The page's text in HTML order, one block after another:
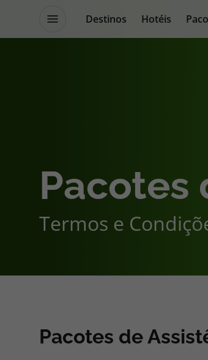
Destinos Hotéis
Promoções
Blog
Pacotes
Termos e
Pacotes de